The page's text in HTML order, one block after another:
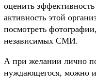
оценить
активность этой
посмотреть
независимых СМИ.
А при желании лично
нуждающегося, можно